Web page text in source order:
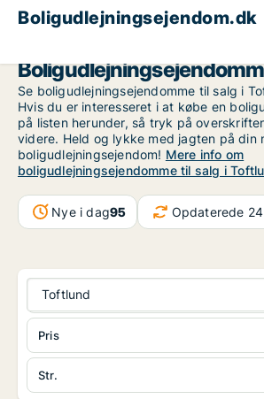
Boligudlejningsejendom.dk
Se boligudlejningsejendomme til salg i
Hvis du er interesseret i at købe en
på listen herunder, så tryk på
videre. Held og lykke med jagten på din
boligudlejningsejendom! Mere info om
boligudlejningsejendomme til salg i
Nye i dag95 Opdaterede
Toftlund
Str.
Pris